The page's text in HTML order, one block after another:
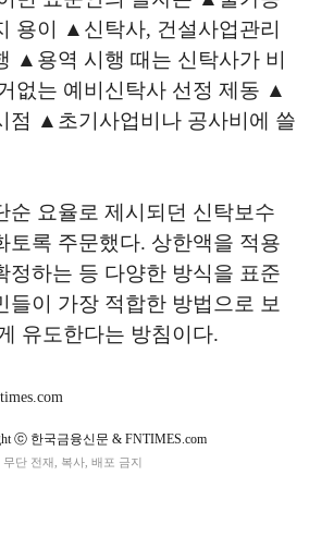
용이 ▲신탁사, 건설사업관리
▲용역 시행 때는 신탁사가 비
없는 예비신탁사 선정 제동 ▲
점 ▲초기사업비나 공사비에 쓸
순 요율로 제시되던 신탁보수
토록 주문했다. 상한액을 적용
정하는 등 다양한 방식을 표준
들이 가장 적합한 방법으로 보
유도한다는 방침이다.
ⓒ 한국금융신문 & FNTIMES.com
단 전재, 복사, 배포 금지